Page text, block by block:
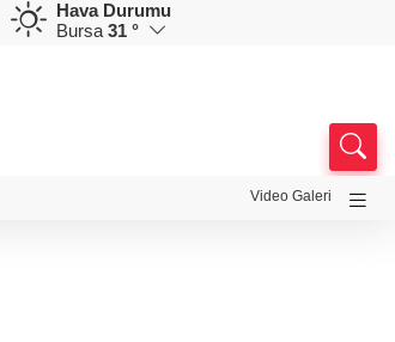
GBP
64,4315
CHF
59,0599
Hava Durumu
Bursa 31 °
Video Galeri